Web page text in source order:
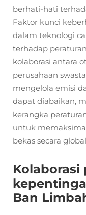
berhati-hati
Faktor kunci
dalam teknologi
terhadap
kolaborasi antara
perusahaan
mengelola emisi
dapat diabaikan,
kerangka
untuk
bekas secara
Kolaborasi
Ban